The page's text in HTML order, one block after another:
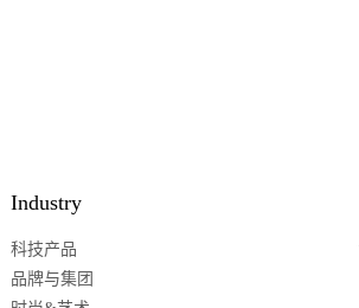
Industry
科技产品
品牌与集团